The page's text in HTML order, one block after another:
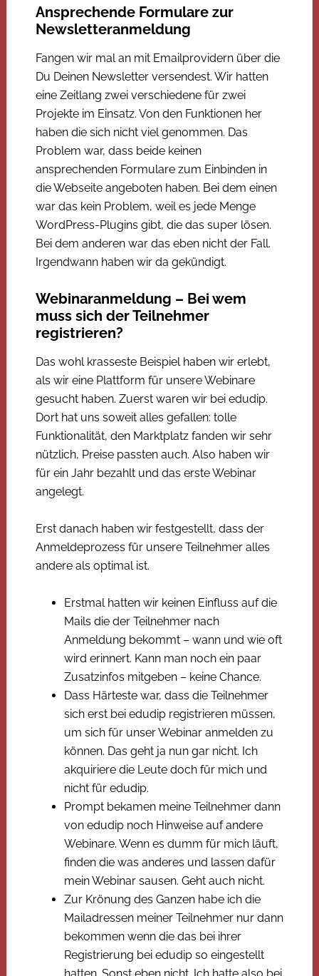
Ansprechende Formulare zur
Newsletteranmeldung
Fangen wir mal an mit Emailprovidern über die
Du Deinen Newsletter versendest. Wir hatten
eine Zeitlang zwei verschiedene für zwei
Projekte im Einsatz. Von den Funktionen her
haben die sich nicht viel genommen. Das
Problem war, dass beide keinen
ansprechenden Formulare zum Einbinden in
die Webseite angeboten haben. Bei dem einen
war das kein Problem, weil es jede Menge
WordPress-Plugins gibt, die das super lösen.
Bei dem anderen war das eben nicht der Fall.
Irgendwann haben wir da gekündigt.
Webinaranmeldung – Bei wem
muss sich der Teilnehmer
registrieren?
Das wohl krasseste Beispiel haben wir erlebt,
als wir eine Plattform für unsere Webinare
gesucht haben. Zuerst waren wir bei edudip.
Dort hat uns soweit alles gefallen: tolle
Funktionalität, den Marktplatz fanden wir sehr
nützlich, Preise passten auch. Also haben wir
für ein Jahr bezahlt und das erste Webinar
angelegt.
Erst danach haben wir festgestellt, dass der
Anmeldeprozess für unsere Teilnehmer alles
andere als optimal ist.
Erstmal hatten wir keinen Einfluss auf die
Mails die der Teilnehmer nach
Anmeldung bekommt – wann und wie oft
wird erinnert. Kann man noch ein paar
Zusatzinfos mitgeben – keine Chance.
Dass Härteste war, dass die Teilnehmer
sich erst bei edudip registrieren müssen,
um sich für unser Webinar anmelden zu
können. Das geht ja nun gar nicht. Ich
akquiriere die Leute doch für mich und
nicht für edudip.
Prompt bekamen meine Teilnehmer dann
von edudip noch Hinweise auf andere
Webinare. Wenn es dumm für mich läuft,
finden die was anderes und lassen dafür
mein Webinar sausen. Geht auch nicht.
Zur Krönung des Ganzen habe ich die
Mailadressen meiner Teilnehmer nur dann
bekommen wenn die das bei ihrer
Registrierung bei edudip so eingestellt